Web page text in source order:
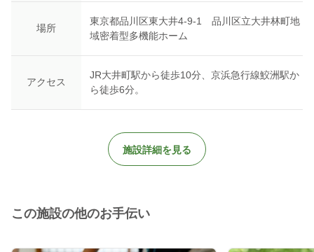
場所
東京都品川区東大井4‐9‐1 品川区立大井林町地
域密着型多機能ホーム
アクセス
JR大井町駅から徒歩10分、京浜急行線鮫洲駅か
ら徒歩6分。
施設詳細を見る
この施設の他のお手伝い